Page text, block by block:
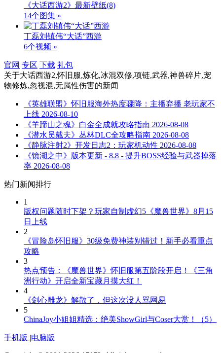
《大话西游2》最新壁纸(8)
14个图集 »
丁磊刘镇伟“大话”西游
6个视频 »
官网 专区 下载 礼包
关于大话西游2,怀旧服,炼化,冰混双修,项链,武器,神兽碎片,宠
物修炼,忽视混,无属性伤害的新闻
《英雄联盟》怀旧服海外热度骤降：主播弃播 老玩家不
上线 2026-08-10
《羊蹄山之魂》白金全成就攻略指南 2026-08-08
《潜水员戴夫》丛林DLC全攻略指南 2026-08-08
《静脉注射2》开发日志2：玩家机动性 2026-08-08
《镜湖之中》版本更新 - 8.8 - 提升BOSS经验与武器掉落
率 2026-08-08
热门新闻排行
1
版权问题随时下架？玩家自制虚幻5《魔兽世界》8月15
日上线
2
《冒险岛怀旧服》30级免费神装别错过！新手必看重点
攻略
3
热点预告：《魔兽世界》怀旧服第五阶段开启！《三角
洲行动》开启全新宝藏月摸大红！
4
《剑心雕龙》解散了，但这次没人骂网易
5
ChinaJoy小姐姐精选：绝美ShowGirl与Coser大赏！（5）
手机版 |电脑版